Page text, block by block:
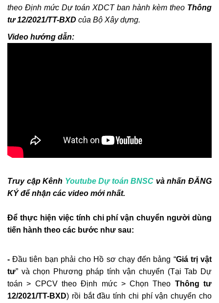
1.1 Cài đặt phần mềm DỰ TOÁN BNSC
Khắc Tiệp 0981757527
Khắc Tiệp 0981757527 7 Thg 2, 2020
áp dụng từ ngày 01/1/2024
Khắc Tiệp 0981757527
Tổng hợp Thông báo giá Vật liệu xây dựng
các tỉnh thành
Nghị định 206/2026/NĐ-CP về quản lý chi
phí đầu tư xây dựng
Khắc Tiệp 0981757527 15 Thg 6, 2026 0 134
theo Định mức Dự toán XDCT ban hành kèm theo Thông
tư 12/2021/TT-BXD của Bộ Xây dựng.
Video hướng dẫn:
Truy cập Kênh Youtube Dự toán BNSC và nhấn ĐĂNG
KÝ để nhận các video mới nhất.
Để thực hiện việc tính chi phí vận chuyển người dùng
tiến hành theo các bước như sau:
-Đầu tiên bạn phải cho Hồ sơ chạy đến bảng “Giá trị vật
tư” và chọn Phương pháp tính vận chuyển (Tại Tab Dự
toán > CPCV theo Định mức > Chọn Theo Thông tư
12/2021/TT-BXD) rồi bắt đầu tính chi phí vận chuyển cho